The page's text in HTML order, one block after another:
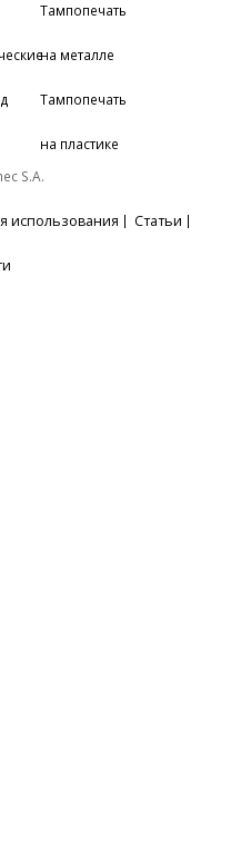
Тампопечать
на металле
Тампопечать
на пластике
S.A.
использования Статьи